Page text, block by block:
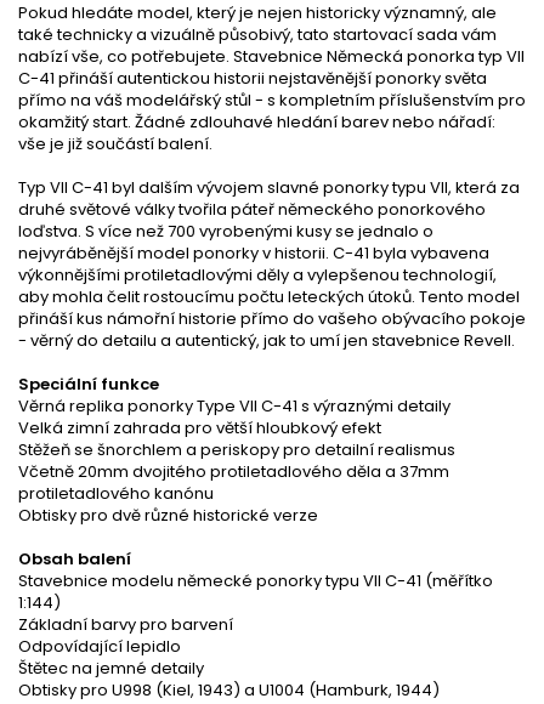
Pokud hledáte model, který je nejen historicky významný, ale
také technicky a vizuálně působivý, tato startovací sada vám
nabízí vše, co potřebujete. Stavebnice Německá ponorka typ VII
C-41 přináší autentickou historii nejstavěnější ponorky světa
přímo na váš modelářský stůl - s kompletním příslušenstvím pro
okamžitý start. Žádné zdlouhavé hledání barev nebo nářadí:
vše je již součástí balení.
Typ VII C-41 byl dalším vývojem slavné ponorky typu VII, která za
druhé světové války tvořila páteř německého ponorkového
loďstva. S více než 700 vyrobenými kusy se jednalo o
nejvyráběnější model ponorky v historii. C-41 byla vybavena
výkonnějšími protiletadlovými děly a vylepšenou technologií,
aby mohla čelit rostoucímu počtu leteckých útoků. Tento model
přináší kus námořní historie přímo do vašeho obývacího pokoje
- věrný do detailu a autentický, jak to umí jen stavebnice Revell.
Speciální funkce
Věrná replika ponorky Type VII C-41 s výraznými detaily
Velká zimní zahrada pro větší hloubkový efekt
Stěžeň se šnorchlem a periskopy pro detailní realismus
Včetně 20mm dvojitého protiletadlového děla a 37mm
protiletadlového kanónu
Obtisky pro dvě různé historické verze
Obsah balení
Stavebnice modelu německé ponorky typu VII C-41 (měřítko
1:144)
Základní barvy pro barvení
Odpovídající lepidlo
Štětec na jemné detaily
Obtisky pro U998 (Kiel, 1943) a U1004 (Hamburk, 1944)